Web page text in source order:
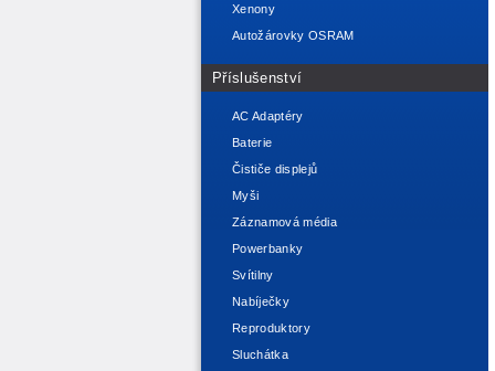
Xenony
Autožárovky OSRAM
Příslušenství
AC Adaptéry
Baterie
Čističe displejů
Myši
Záznamová média
Powerbanky
Svítilny
Nabíječky
Reproduktory
Sluchátka